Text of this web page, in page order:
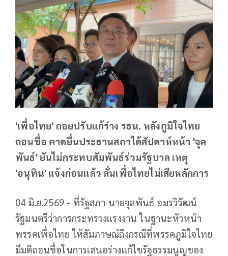
'เพื่อไทย' ถอยปรับแก้ร่าง รธน. หลังภูมิใจไทย
ถอนชื่อ คาดยื่นประธานสภาได้สัปดาห์หน้า 'จุล
พันธ์' ยันไม่กระทบสัมพันธ์ร่วมรัฐบาล เหตุ
'อนุทิน' แจ้งก่อนแล้ว ลั่นเพื่อไทยไม่เสียหลักการ
04 มิ.ย.2569 - ที่รัฐสภา นายจุลพันธ์ อมรวิวัฒน์
รัฐมนตรีว่าการกระทรวงแรงงาน ในฐานะหัวหน้า
พรรคเพื่อไทย ให้สัมภาษณ์ถึงกรณีที่พรรคภูมิใจไทย
มีมติถอนชื่อในการเสนอร่างแก้ไขรัฐธรรมนูญของ